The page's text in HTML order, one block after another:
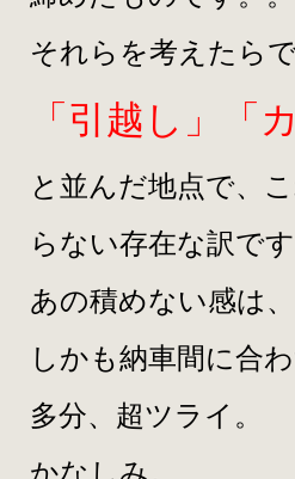
それらを考えたらで
「引越し」「
と並んだ地点で、
らない存在な訳です
あの積めない感は、
しかも納車間に合
多分、超ツライ。
かなしみ。